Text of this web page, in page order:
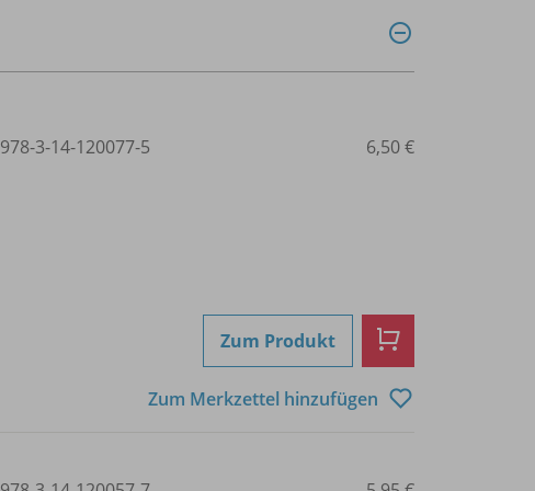
978-3-14-120077-5 6,50 €
Zum Produkt
Zum Merkzettel hinzufügen